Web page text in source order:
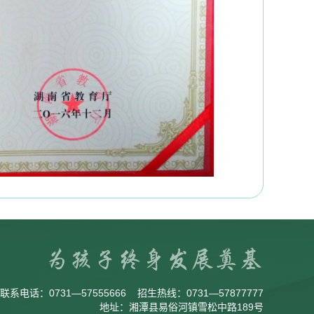
联系电话： 0731—57555666 招生热线： 0731—57877777
地址：湘潭县易俗河镇雪松中路189号